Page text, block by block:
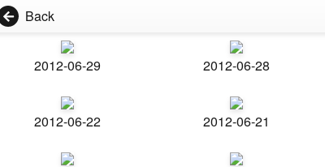
Back
2012-06-29 2012-06-28
2012-06-22 2012-06-21